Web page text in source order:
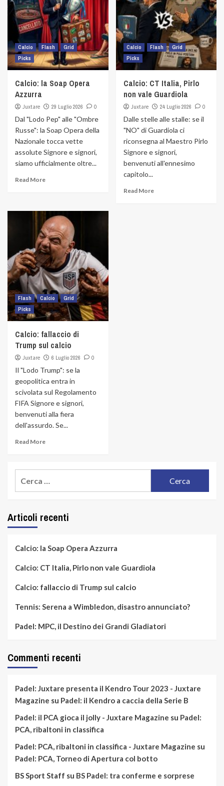
Calcio Flash
Grid
Picks
Calcio: la Soap Opera
Azzurra
Juxtare 29 Luglio 2026 0
Dal "Lodo Pep" alle "Ombre
Russe": la Soap Opera della
Nazionale tocca vette
assolute Signore e signori,
siamo ufficialmente oltre...
Read More
Calcio Flash
Grid
Picks
Calcio: CT Italia, Pirlo
non vale Guardiola
Juxtare 24 Luglio 2026 0
Dalle stelle alle stalle: se il
"NO" di Guardiola ci
riconsegna al Maestro Pirlo
Signore e signori,
benvenuti all'ennesimo
capitolo...
Read More
Flash Calcio
Grid
Picks
Calcio: fallaccio di
Trump sul calcio
Juxtare 6 Luglio 2026 0
Il "Lodo Trump": se la
geopolitica entra in
scivolata sul Regolamento
FIFA Signore e signori,
benvenuti alla fiera
dell'assurdo. Se...
Read More
Articoli recenti
Calcio: la Soap Opera Azzurra
Calcio: CT Italia, Pirlo non vale Guardiola
Calcio: fallaccio di Trump sul calcio
Tennis: Serena a Wimbledon, disastro annunciato?
Padel: MPC, il Destino dei Grandi Gladiatori
Commenti recenti
Padel: Juxtare presenta il Kendro Tour 2023 - Juxtare
Magazine su Padel: il Kendro a caccia della Serie B
Padel: il PCA gioca il jolly - Juxtare Magazine su Padel:
PCA, ribaltoni in classifica
Padel: PCA, ribaltoni in classifica - Juxtare Magazine su
Padel: PCA, Torneo di Apertura col botto
BS Sport Staff su BS Padel: tra conferme e sorprese